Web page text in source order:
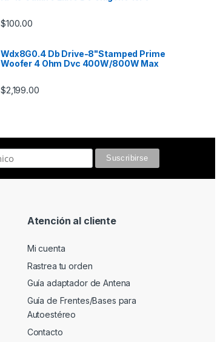
$100.00
Wdx8G0.4 Db Drive-8"Stamped Prime
Woofer 4 Ohm Dvc 400W/800W Max
$2,199.00
Atención al cliente
Mi cuenta
Rastrea tu orden
Guía adaptador de Antena
Guía de Frentes/Bases para
Autoestéreo
Contacto